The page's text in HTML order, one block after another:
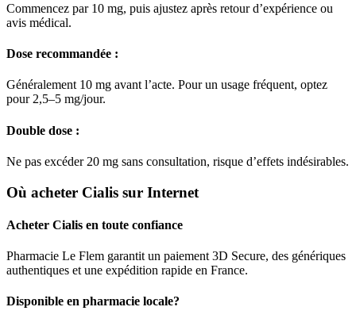
Commencez par 10 mg, puis ajustez après retour d’expérience ou
avis médical.
Dose recommandée :
Généralement 10 mg avant l’acte. Pour un usage fréquent, optez
pour 2,5–5 mg/jour.
Double dose :
Ne pas excéder 20 mg sans consultation, risque d’effets indésirables.
Où acheter Cialis sur Internet
Acheter Cialis en toute confiance
Pharmacie Le Flem garantit un paiement 3D Secure, des génériques
authentiques et une expédition rapide en France.
Disponible en pharmacie locale?